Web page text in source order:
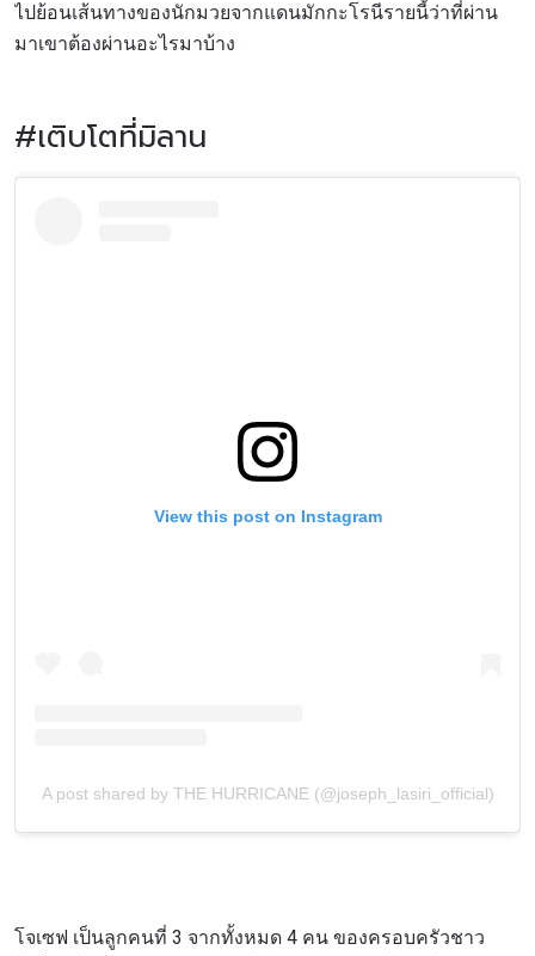
ไปย้อนเส้นทางของนักมวยจากแดนมักกะโรนีรายนี้ว่าที่ผ่าน
มาเขาต้องผ่านอะไรมาบ้าง
#เติบโตที่มิลาน
View this post on Instagram
A post shared by THE HURRICANE (@joseph_lasiri_official)
โจเซฟ เป็นลูกคนที่ 3 จากทั้งหมด 4 คน ของครอบครัวชาว